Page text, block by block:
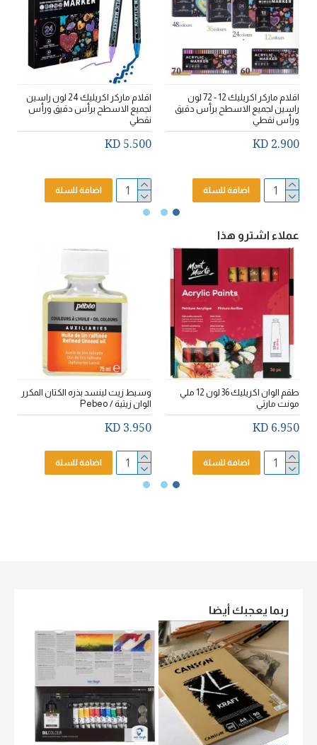
اقلام ماركر اكريليك 12 - 72 لون
راسين لجميع الاسطح برأس دقيق
ورأس نقطي
2.900 KD
اضافة للسلة
اقلام ماركر اكريليك 24 لون راسين
لجميع الاسطح برأس دقيق ورأس
نقطي
5.500 KD
اضافة للسلة
عملاء اشترو هذا
طقم الوان اكريليك 36 لون 12 ملي
مونت مارتي
6.950 KD
اضافة للسلة
وسيط زيت لينسد بذره الكتان المكرر
الوان زيتية / Pebeo
3.950 KD
اضافة للسلة
ربما يعجبك أيضا